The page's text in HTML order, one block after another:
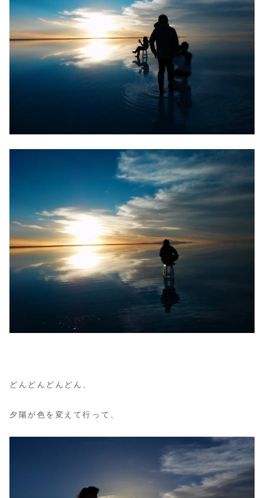
どんどんどんどん、
夕陽が色を変えて行って、